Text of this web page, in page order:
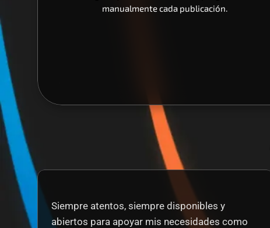
manualmente cada publicación.
Siempre atentos, siempre disponibles y
abiertos para apoyar mis necesidades como